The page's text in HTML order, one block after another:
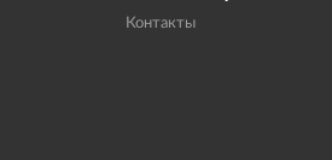
Контакты